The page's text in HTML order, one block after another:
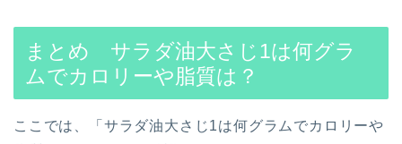
まとめ サラダ油大さじ1は何グラ
ムでカロリーや脂質は？
ここでは、「サラダ油大さじ1は何グラムでカロリーや